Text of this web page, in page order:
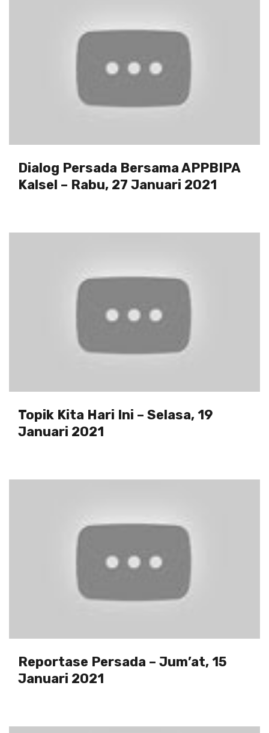
Dialog Persada Bersama APPBIPA
Kalsel – Rabu, 27 Januari 2021
Topik Kita Hari Ini – Selasa, 19
Januari 2021
Reportase Persada – Jum’at, 15
Januari 2021